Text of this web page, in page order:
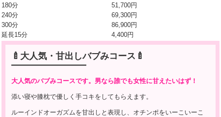
180分
51,700円
240分
69,300円
300分
86,900円
延長15分
4,400円
🍼大人気・甘出しバブみコース🍼
━━━━━━━━━━━━━━━━━━━
大人気のバブみコースです。男なら誰でも女性に甘えたいはず！
添い寝や膝枕で優しく手コキをしてもらえます。
ルーインドオーガズムを甘出しと表現し、オチンポをいーこいーこ